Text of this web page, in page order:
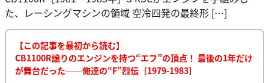
た、レーシングマシンの領域 空冷四発の最終形 […]
【この記事を最初から読む】
CB1100R譲りのエンジンを持つ“エフ”の頂点！ 最後の1年だけ
が舞台だった──俺達の“F”烈伝［1979-1983］